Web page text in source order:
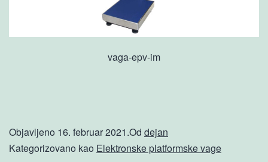
vaga-epv-im
Objavljeno 16. februar 2021.Od dejan
Kategorizovano kao Elektronske platformske vage